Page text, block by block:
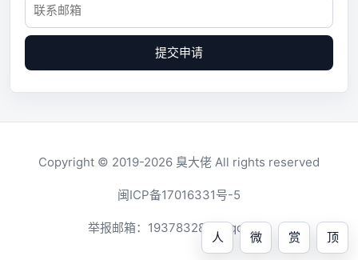
提交申请
人 微 赏 顶
Copyright © 2019-2026 臭大佬 All rights reserved
闽ICP备17016331号-5
举报邮箱： 1937832819@qq.com